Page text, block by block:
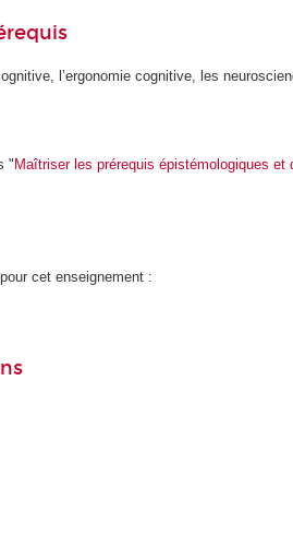
l’ergonomie cognitive, les
"Maîtriser les prérequis épistémologiques et
cet enseignement :